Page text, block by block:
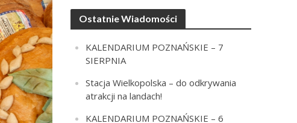
Ostatnie Wiadomości
KALENDARIUM POZNAŃSKIE – 7
SIERPNIA
Stacja Wielkopolska – do odkrywania
atrakcji na landach!
KALENDARIUM POZNAŃSKIE – 6